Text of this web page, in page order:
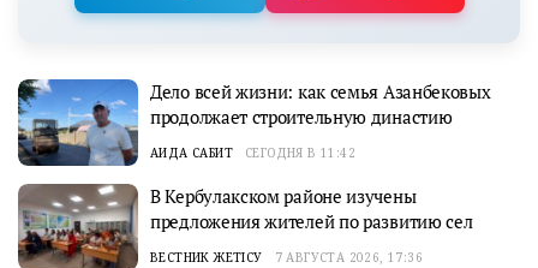
Дело всей жизни: как семья Азанбековых
продолжает строительную династию
АИДА САБИТ СЕГОДНЯ В 11:42
В Кербулакском районе изучены
предложения жителей по развитию сел
ВЕСТНИК ЖЕТІСУ 7 АВГУСТА 2026, 17:36